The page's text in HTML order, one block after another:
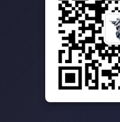
AI工具箱